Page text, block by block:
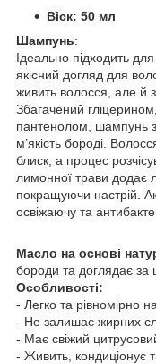
Віск: 50 мл
Шампунь:
Ідеально підходить
якісний догляд для
живить волосся, але й
Збагачений
пантенолом, шампунь
м’якість бороді.
блиск, а процес
лимонної трави додає
покращуючи настрій.
освіжаючу та
Масло на основі
бороди та доглядає за
Особливості:
- Легко та рівномірно
- Не залишає жирних
- Має свіжий
- Живить, кондиціонує